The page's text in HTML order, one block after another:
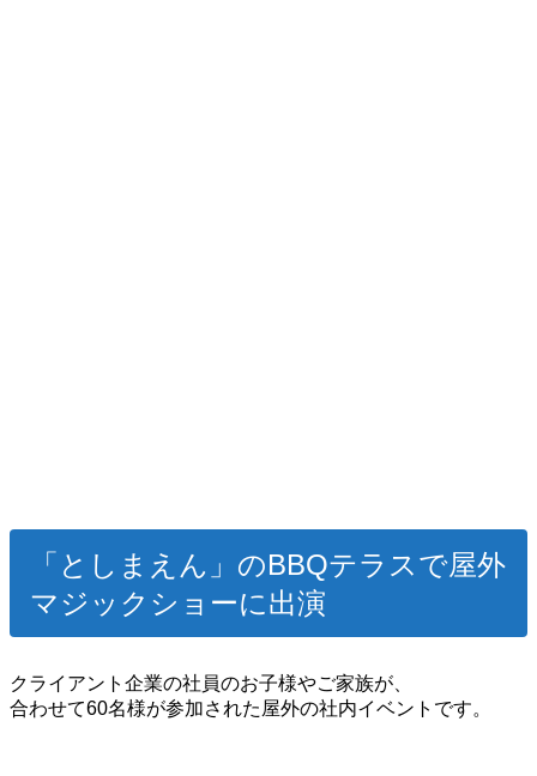
「としまえん」のBBQテラスで屋外
マジックショーに出演
クライアント企業の社員のお子様やご家族が、
合わせて60名様が参加された屋外の社内イベントです。